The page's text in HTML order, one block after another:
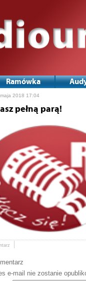
Ramówka
2018 17:04
pełną parą!
e-mail nie zostanie